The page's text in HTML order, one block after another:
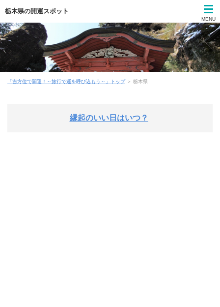
栃木県の開運スポット
MENU
「吉方位で開運！～旅行で運を呼び込もう～」トップ＞ 栃木県
縁起のいい日はいつ？